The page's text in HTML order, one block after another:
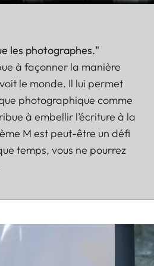
les photographes."
à façonner la manière
le monde. Il lui permet
photographique comme
à embellir l’écriture à la
M est peut-être un défi
temps, vous ne pourrez